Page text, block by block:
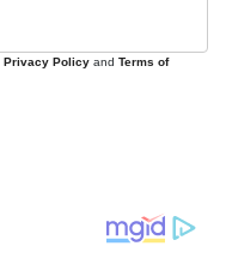
Privacy Policy and Terms of